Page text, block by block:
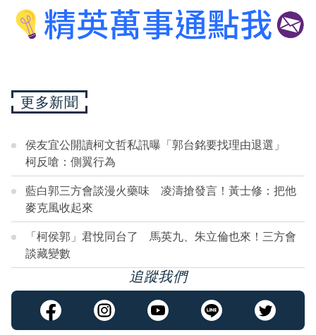
更多新聞
侯友宜公開讀柯文哲私訊曝「郭台銘要找理由退選」
柯反嗆：側翼行為
藍白郭三方會談漫火藥味 凌濤搶發言！黃士修：把他
麥克風收起來
「柯侯郭」君悅同台了 馬英九、朱立倫也來！三方會
談藏變數
追蹤我們